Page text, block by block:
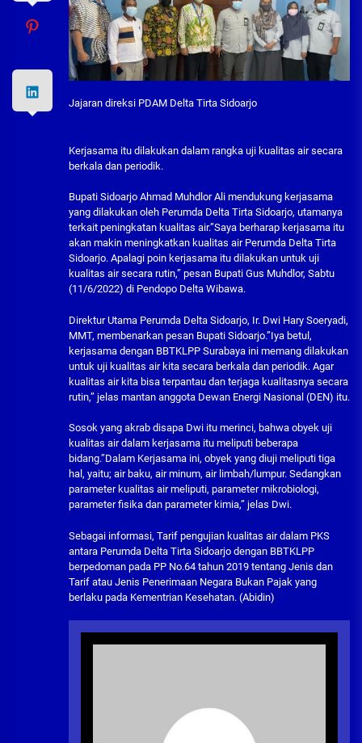
Jajaran direksi PDAM Delta Tirta Sidoarjo
Kerjasama itu dilakukan dalam rangka uji kualitas air secara
berkala dan periodik.
Bupati Sidoarjo Ahmad Muhdlor Ali mendukung kerjasama
yang dilakukan oleh Perumda Delta Tirta Sidoarjo, utamanya
terkait peningkatan kualitas air.”Saya berharap kerjasama itu
akan makin meningkatkan kualitas air Perumda Delta Tirta
Sidoarjo. Apalagi poin kerjasama itu dilakukan untuk uji
kualitas air secara rutin,” pesan Bupati Gus Muhdlor, Sabtu
(11/6/2022) di Pendopo Delta Wibawa.
Direktur Utama Perumda Delta Sidoarjo, Ir. Dwi Hary Soeryadi,
MMT, membenarkan pesan Bupati Sidoarjo.”Iya betul,
kerjasama dengan BBTKLPP Surabaya ini memang dilakukan
untuk uji kualitas air kita secara berkala dan periodik. Agar
kualitas air kita bisa terpantau dan terjaga kualitasnya secara
rutin,” jelas mantan anggota Dewan Energi Nasional (DEN) itu.
Sosok yang akrab disapa Dwi itu merinci, bahwa obyek uji
kualitas air dalam kerjasama itu meliputi beberapa
bidang.”Dalam Kerjasama ini, obyek yang diuji meliputi tiga
hal, yaitu; air baku, air minum, air limbah/lumpur. Sedangkan
parameter kualitas air meliputi, parameter mikrobiologi,
parameter fisika dan parameter kimia,” jelas Dwi.
Sebagai informasi, Tarif pengujian kualitas air dalam PKS
antara Perumda Delta Tirta Sidoarjo dengan BBTKLPP
berpedoman pada PP No.64 tahun 2019 tentang Jenis dan
Tarif atau Jenis Penerimaan Negara Bukan Pajak yang
berlaku pada Kementrian Kesehatan. (Abidin)